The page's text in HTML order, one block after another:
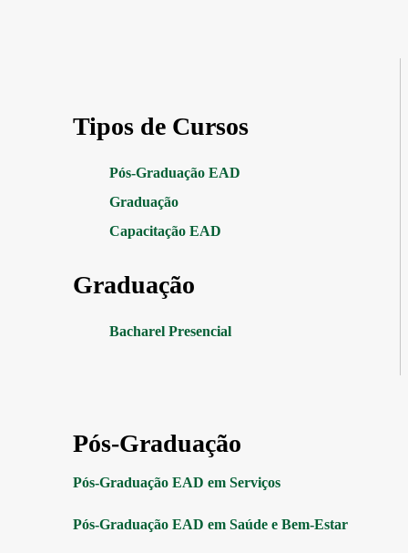
Tipos de Cursos
Pós-Graduação EAD
Graduação
Capacitação EAD
Graduação
Bacharel Presencial
Pós-Graduação
Pós-Graduação EAD em Serviços
Pós-Graduação EAD em Saúde e Bem-Estar